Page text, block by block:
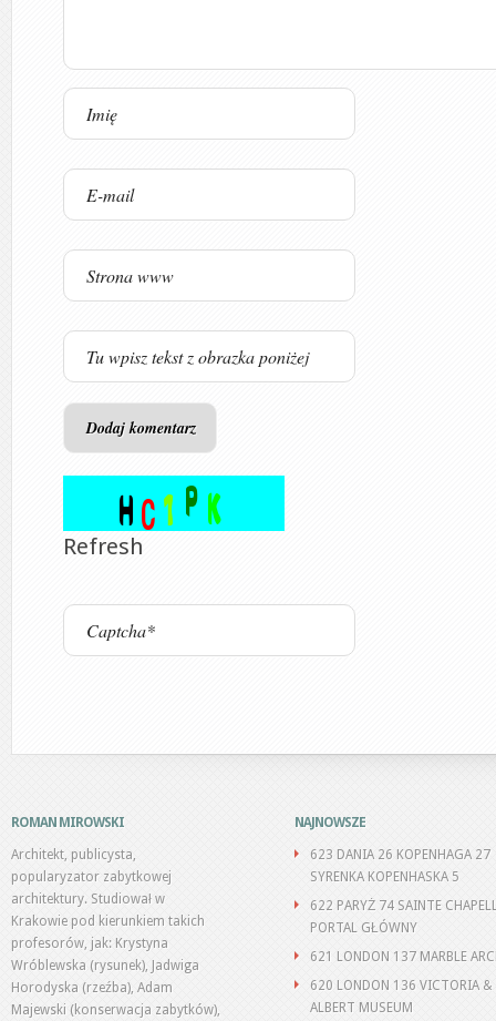
Refresh
ROMAN MIROWSKI
Architekt, publicysta,
popularyzator zabytkowej
architektury. Studiował w
Krakowie pod kierunkiem takich
profesorów, jak: Krystyna
Wróblewska (rysunek), Jadwiga
Horodyska (rzeźba), Adam
Majewski (konserwacja zabytków),
NAJNOWSZE
623 DANIA 26 KOPENHAGA 27
SYRENKA KOPENHASKA 5
622 PARYŻ 74 SAINTE
PORTAL GŁÓWNY
621 LONDON 137 MARBLE
620 LONDON 136 VICTORIA &
ALBERT MUSEUM